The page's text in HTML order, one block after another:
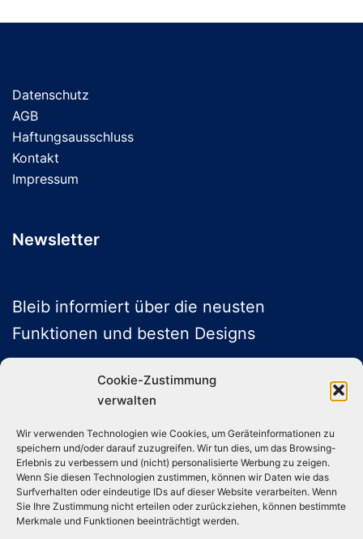
Cookie-Zustimmung
verwalten
Wir verwenden Technologien wie Cookies, um Geräteinformationen zu
speichern und/oder darauf zuzugreifen. Wir tun dies, um das Browsing-
Erlebnis zu verbessern und (nicht) personalisierte Werbung zu zeigen.
Wenn Sie diesen Technologien zustimmen, können wir Daten wie das
Surfverhalten oder eindeutige IDs auf dieser Website verarbeiten. Wenn
Sie Ihre Zustimmung nicht erteilen oder zurückziehen, können bestimmte
Merkmale und Funktionen beeinträchtigt werden.
Datenschutz
AGB
Haftungsausschluss
Kontakt
Impressum
Newsletter
Bleib informiert über die neusten
Funktionen und besten Designs
ABONNIEREN
Folge uns auf Social Media